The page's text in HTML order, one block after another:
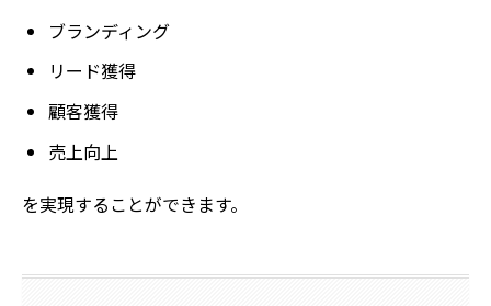
ブランディング
リード獲得
顧客獲得
売上向上
を実現することができます。